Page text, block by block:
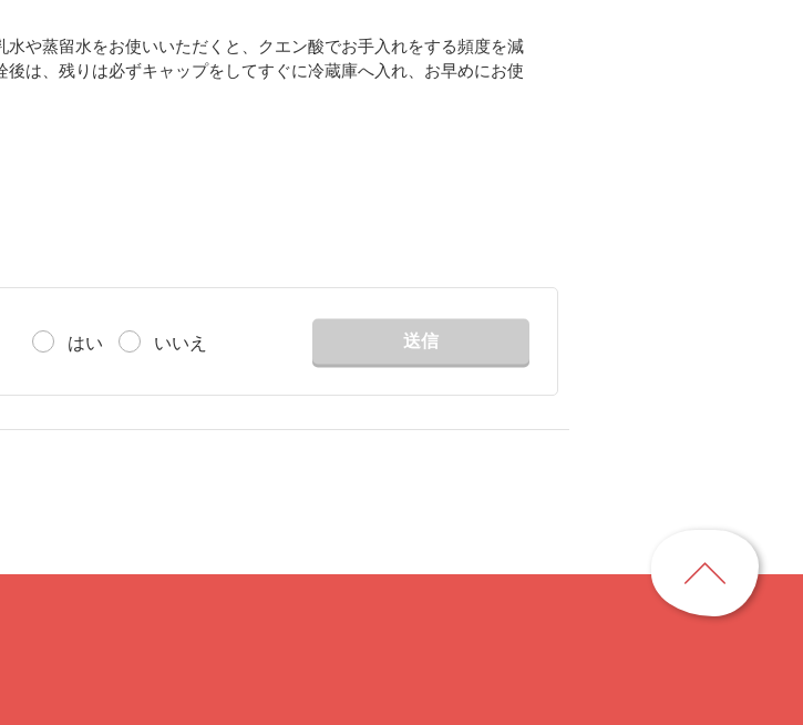
や蒸留水をお使いいただくと、クエン酸でお手入れをする頻度を減
は、残りは必ずキャップをしてすぐに冷蔵庫へ入れ、お早めにお使
はい いいえ 送信
ジ